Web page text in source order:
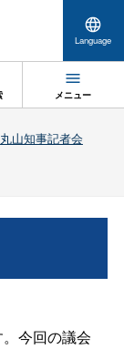
Language
メニュー
丸山知事記者会
今回の議会